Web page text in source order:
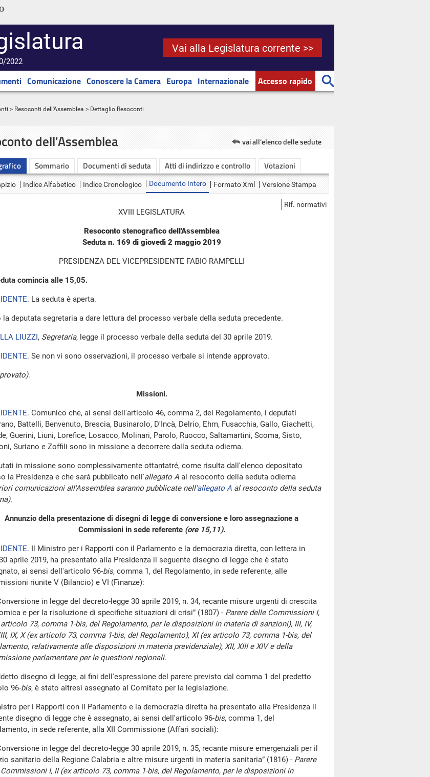
2022
Vai alla Legislatura corrente >>
Comunicazione Conoscere la Camera Europa Internazionale Accesso rapido
> Resoconti dell'Assemblea > Dettaglio Resoconti
dell'Assemblea vai all'elenco delle sedute
Sommario Documenti di seduta Atti di indirizzo e controllo Votazioni
Indice Alfabetico Indice Cronologico Documento Intero Formato Xml Versione Stampa
Rif. normativi
XVIII LEGISLATURA
Resoconto stenografico dell'Assemblea
Seduta n. 169 di giovedì 2 maggio 2019
PRESIDENZA DEL VICEPRESIDENTE FABIO RAMPELLI
comincia alle 15,05.
. La seduta è aperta.
la deputata segretaria a dare lettura del processo verbale della seduta precedente.
LIUZZI, Segretaria, legge il processo verbale della seduta del 30 aprile 2019.
. Se non vi sono osservazioni, il processo verbale si intende approvato.
.
Missioni.
. Comunico che, ai sensi dell'articolo 46, comma 2, del Regolamento, i deputati
Battelli, Benvenuto, Brescia, Businarolo, D'Incà, Delrio, Ehm, Fusacchia, Gallo, Giachetti,
Guerini, Liuni, Lorefice, Losacco, Molinari, Parolo, Ruocco, Saltamartini, Scoma, Sisto,
Suriano e Zoffili sono in missione a decorrere dalla seduta odierna.
in missione sono complessivamente ottantatré, come risulta dall'elenco depositato
la Presidenza e che sarà pubblicato nell'allegato A al resoconto della seduta odierna
comunicazioni all'Assemblea saranno pubblicate nell'allegato A al resoconto della seduta
.
Annunzio della presentazione di disegni di legge di conversione e loro assegnazione a
Commissioni in sede referente (ore 15,11).
. Il Ministro per i Rapporti con il Parlamento e la democrazia diretta, con lettera in
aprile 2019, ha presentato alla Presidenza il seguente disegno di legge che è stato
ai sensi dell'articolo 96-bis, comma 1, del Regolamento, in sede referente, alle
riunite V (Bilancio) e VI (Finanze):
in legge del decreto-legge 30 aprile 2019, n. 34, recante misure urgenti di crescita
e per la risoluzione di specifiche situazioni di crisi” (1807) - Parere delle Commissioni I,
73, comma 1-bis, del Regolamento, per le disposizioni in materia di sanzioni), III, IV,
IX, X (ex articolo 73, comma 1-bis, del Regolamento), XI (ex articolo 73, comma 1-bis, del
relativamente alle disposizioni in materia previdenziale), XII, XIII e XIV e della
parlamentare per le questioni regionali.
disegno di legge, ai fini dell'espressione del parere previsto dal comma 1 del predetto
96-bis, è stato altresì assegnato al Comitato per la legislazione.
per i Rapporti con il Parlamento e la democrazia diretta ha presentato alla Presidenza il
disegno di legge che è assegnato, ai sensi dell'articolo 96-bis, comma 1, del
in sede referente, alla XII Commissione (Affari sociali):
in legge del decreto-legge 30 aprile 2019, n. 35, recante misure emergenziali per il
sanitario della Regione Calabria e altre misure urgenti in materia sanitaria” (1816) - Parere
I, II (ex articolo 73, comma 1-bis, del Regolamento, per le disposizioni in